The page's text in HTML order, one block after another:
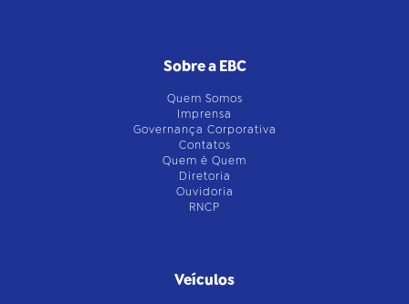
Sobre a EBC
Quem Somos
Imprensa
Governança Corporativa
Contatos
Quem é Quem
Diretoria
Ouvidoria
RNCP
Veículos